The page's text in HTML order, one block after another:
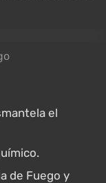
el
de Fuego y